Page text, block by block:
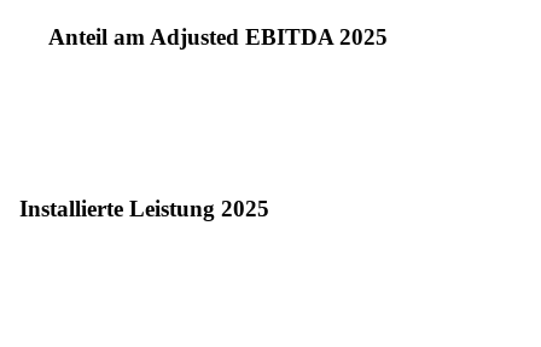
Anteil am Adjusted EBITDA 2025
Installierte Leistung 2025